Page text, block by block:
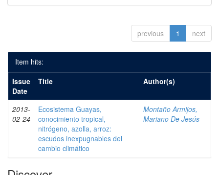
previous 1 next
Item hits:
Issue
Date
Title Author(s)
2013-
02-24
Ecosistema Guayas,
conocimiento tropical,
nitrógeno, azolla, arroz:
escudos inexpugnables del
cambio climático
Montaño Armijos,
Mariano De Jesús